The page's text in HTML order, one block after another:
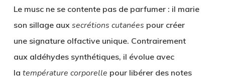
Le musc ne se contente pas de parfumer : il marie
son sillage aux secrétions cutanées pour créer
une signature olfactive unique. Contrairement
aux aldéhydes synthétiques, il évolue avec
la température corporelle pour libérer des notes